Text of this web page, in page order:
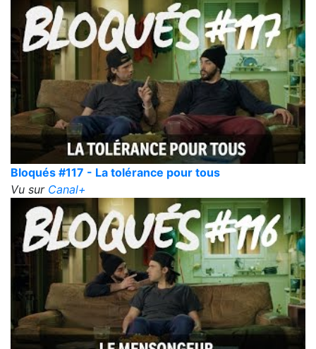
Bloqués #117 - La tolérance pour tous
Vu sur Canal+